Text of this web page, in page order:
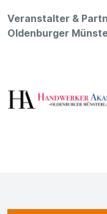
Veranstalter &
Oldenburger